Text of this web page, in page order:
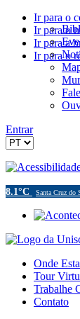
Ir para o
Ir para o
Ir para a
Ir para o
Entrar
Acessibilidade
8.1°C Santa Cruz do
Onde
Tour
Trabalhe
Contato